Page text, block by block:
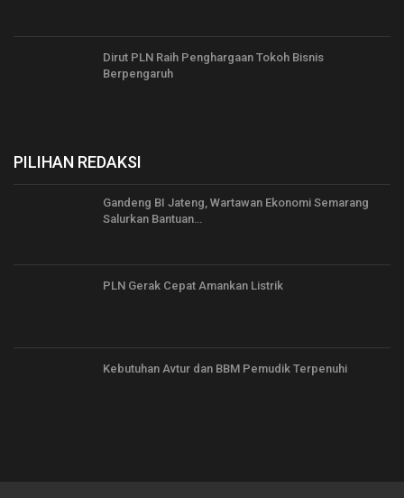
Dirut PLN Raih Penghargaan Tokoh Bisnis
Berpengaruh
PILIHAN REDAKSI
Gandeng BI Jateng, Wartawan Ekonomi Semarang
Salurkan Bantuan…
PLN Gerak Cepat Amankan Listrik
Kebutuhan Avtur dan BBM Pemudik Terpenuhi